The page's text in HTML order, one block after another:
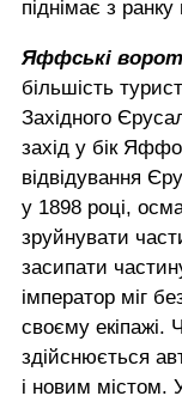
піднімає з ранку
Яффські
більшість
Західного
захід у бік
відвідування
у 1898 році,
зруйнувати
засипати
імператор міг
своєму екіпажі.
здійснюється
і новим містом.